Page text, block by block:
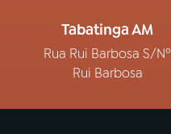
Tabatinga AM
Rua Rui Barbosa S/Nº
Rui Barbosa